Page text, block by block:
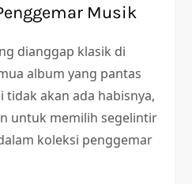
Musik
dianggap klasik di
album yang pantas
tidak akan ada habisnya,
untuk memilih segelintir
koleksi penggemar